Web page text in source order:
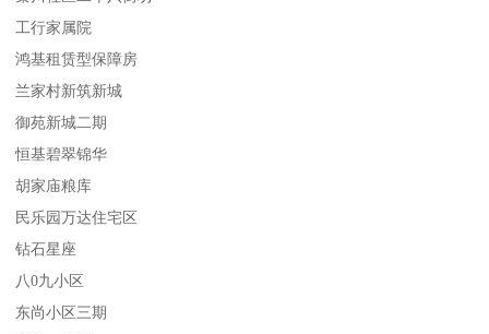
工行家属院
鸿基租赁型保障房
兰家村新筑新城
御苑新城二期
恒基碧翠锦华
胡家庙粮库
民乐园万达住宅区
钻石星座
八0九小区
东尚小区三期